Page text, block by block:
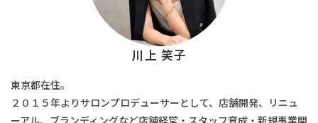
川上 笑子
東京都在住。
２０１５年よりサロンプロデューサーとして、店舗開発、リニュ